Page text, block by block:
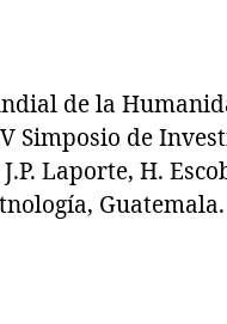
de la
Simposio de
Laporte, H.
Guatemala.